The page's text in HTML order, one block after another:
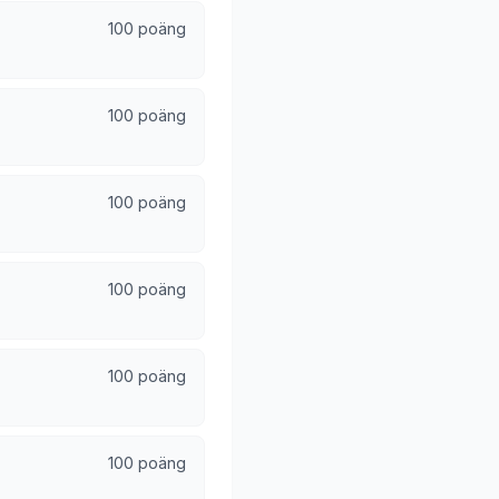
100 poäng
100 poäng
100 poäng
100 poäng
100 poäng
100 poäng